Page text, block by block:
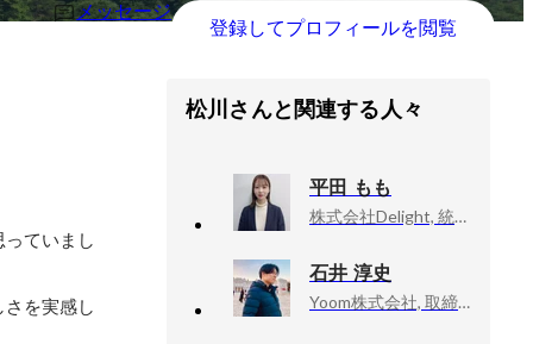
メッセージ
登録してプロフィールを閲覧
ていまし
を実感し
松川さんと関連する人々
平田 もも
株式会社Delight, 統括部長
石井 淳史
Yoom株式会社, 取締役CTO、COO